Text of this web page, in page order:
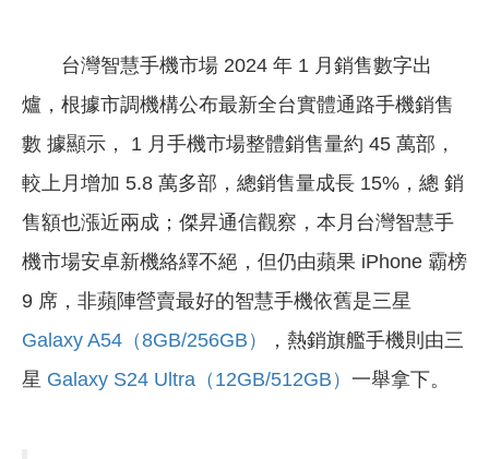
台灣智慧手機市場 2024 年 1 月銷售數字出
爐，根據市調機構公布最新全台實體通路手機銷售
數 據顯示， 1 月手機市場整體銷售量約 45 萬部，
較上月增加 5.8 萬多部，總銷售量成長 15%，總 銷
售額也漲近兩成；傑昇通信觀察，本月台灣智慧手
機市場安卓新機絡繹不絕，但仍由蘋果 iPhone 霸榜
9 席，非蘋陣營賣最好的智慧手機依舊是三星
Galaxy A54（8GB/256GB）
，熱銷旗艦手機則由三
星 Galaxy S24 Ultra（12GB/512GB） 一舉拿下。